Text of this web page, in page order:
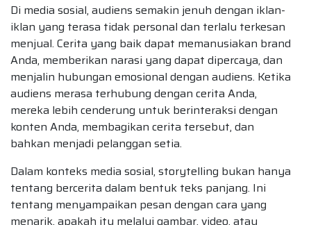
Di media sosial, audiens semakin jenuh dengan iklan-
iklan yang terasa tidak personal dan terlalu terkesan
menjual. Cerita yang baik dapat memanusiakan brand
Anda, memberikan narasi yang dapat dipercaya, dan
menjalin hubungan emosional dengan audiens. Ketika
audiens merasa terhubung dengan cerita Anda,
mereka lebih cenderung untuk berinteraksi dengan
konten Anda, membagikan cerita tersebut, dan
bahkan menjadi pelanggan setia.
Dalam konteks media sosial, storytelling bukan hanya
tentang bercerita dalam bentuk teks panjang. Ini
tentang menyampaikan pesan dengan cara yang
menarik, apakah itu melalui gambar, video, atau